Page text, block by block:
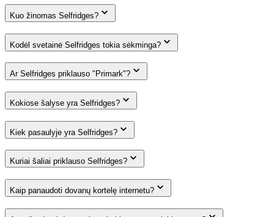
Kuo žinomas Selfridges?
Kodėl svetainė Selfridges tokia sėkminga?
Ar Selfridges priklauso "Primark"?
Kokiose šalyse yra Selfridges?
Kiek pasaulyje yra Selfridges?
Kuriai šaliai priklauso Selfridges?
Kaip panaudoti dovanų kortelę internetu?